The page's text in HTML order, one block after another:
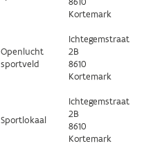
Kortemark
Openlucht
sportveld
Ichtegemstraat
2B
8610
Kortemark
Sportlokaal
Ichtegemstraat
2B
8610
Kortemark